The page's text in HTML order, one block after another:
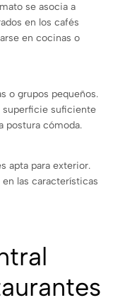
se asocia a
en los cafés
en cocinas o
o grupos pequeños.
superficie suficiente
postura cómoda.
apta para exterior.
las características